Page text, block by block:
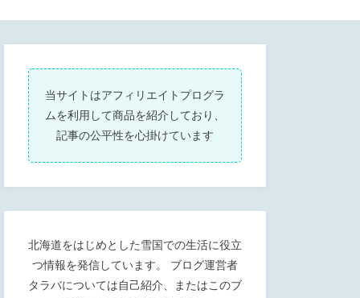
当サイトはアフィリエイトプログラ
ムを利用して商品を紹介しており、
記事の公平性を心掛けています
北海道をはじめとした雪国での生活に役立
つ情報を発信しています。 ブログ運営者
タラバについては自己紹介 、またはこのブ